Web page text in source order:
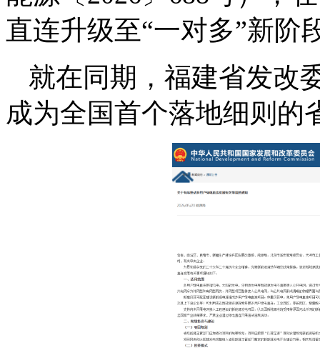
直连升级至“一对多”新阶
就在同期，福建省发改
成为全国首个落地细则的